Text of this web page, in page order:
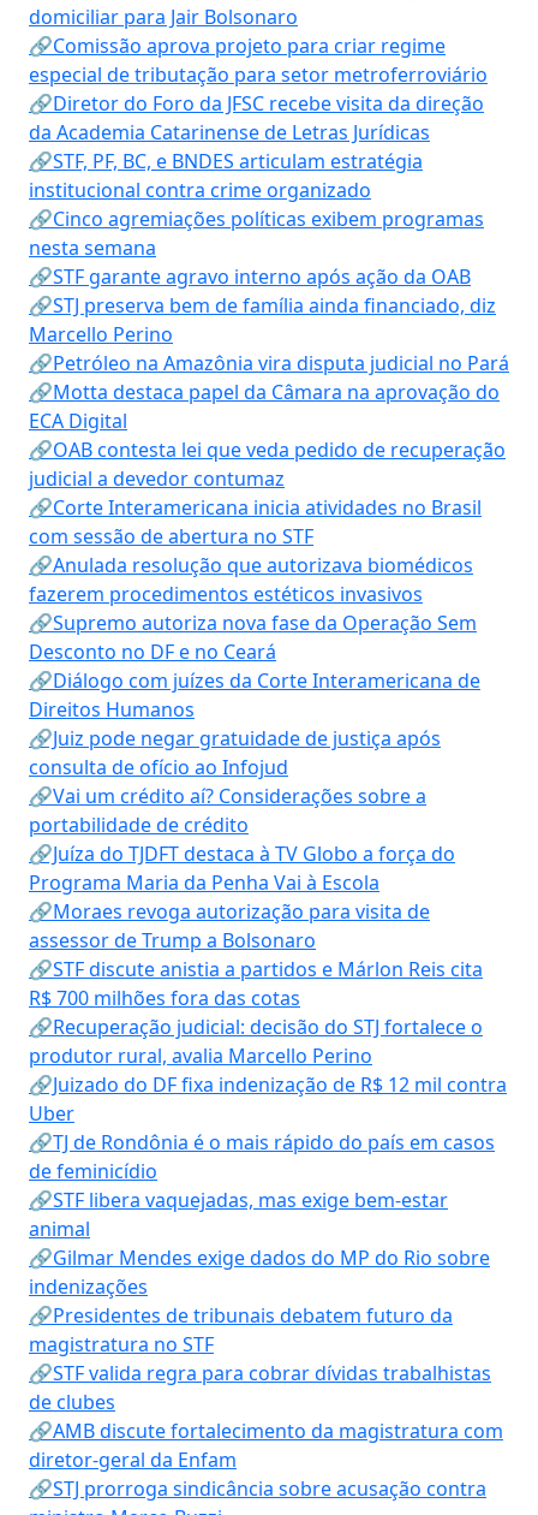
domiciliar para Jair Bolsonaro
🔗Comissão aprova projeto para criar regime
especial de tributação para setor metroferroviário
🔗Diretor do Foro da JFSC recebe visita da direção
da Academia Catarinense de Letras Jurídicas
🔗STF, PF, BC, e BNDES articulam estratégia
institucional contra crime organizado
🔗Cinco agremiações políticas exibem programas
nesta semana
🔗STF garante agravo interno após ação da OAB
🔗STJ preserva bem de família ainda financiado, diz
Marcello Perino
🔗Petróleo na Amazônia vira disputa judicial no Pará
🔗Motta destaca papel da Câmara na aprovação do
ECA Digital
🔗OAB contesta lei que veda pedido de recuperação
judicial a devedor contumaz
🔗Corte Interamericana inicia atividades no Brasil
com sessão de abertura no STF
🔗Anulada resolução que autorizava biomédicos
fazerem procedimentos estéticos invasivos
🔗Supremo autoriza nova fase da Operação Sem
Desconto no DF e no Ceará
🔗Diálogo com juízes da Corte Interamericana de
Direitos Humanos
🔗Juiz pode negar gratuidade de justiça após
consulta de ofício ao Infojud
🔗Vai um crédito aí? Considerações sobre a
portabilidade de crédito
🔗Juíza do TJDFT destaca à TV Globo a força do
Programa Maria da Penha Vai à Escola
🔗Moraes revoga autorização para visita de
assessor de Trump a Bolsonaro
🔗STF discute anistia a partidos e Márlon Reis cita
R$ 700 milhões fora das cotas
🔗Recuperação judicial: decisão do STJ fortalece o
produtor rural, avalia Marcello Perino
🔗Juizado do DF fixa indenização de R$ 12 mil contra
Uber
🔗TJ de Rondônia é o mais rápido do país em casos
de feminicídio
🔗STF libera vaquejadas, mas exige bem-estar
animal
🔗Gilmar Mendes exige dados do MP do Rio sobre
indenizações
🔗Presidentes de tribunais debatem futuro da
magistratura no STF
🔗STF valida regra para cobrar dívidas trabalhistas
de clubes
🔗AMB discute fortalecimento da magistratura com
diretor-geral da Enfam
🔗STJ prorroga sindicância sobre acusação contra